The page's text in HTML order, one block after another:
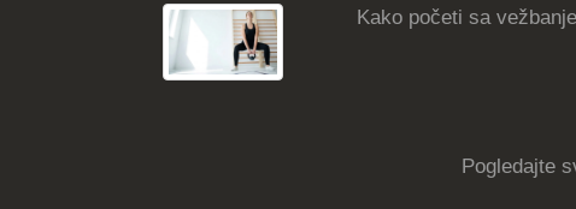
Kako početi sa
Pogledajte